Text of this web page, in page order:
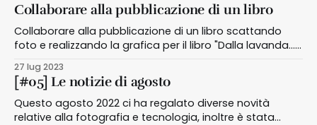
Collaborare alla pubblicazione di un libro
Collaborare alla pubblicazione di un libro scattando
foto e realizzando la grafica per il libro "Dalla lavanda...
27 lug 2023
[#05] Le notizie di agosto
Questo agosto 2022 ci ha regalato diverse novità
relative alla fotografia e tecnologia, inoltre è stata